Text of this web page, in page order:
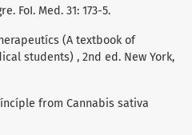
FoI. Med. 31: 173-5.
(A textbook of
students) , 2nd ed. New York,
from Cannabis sativa